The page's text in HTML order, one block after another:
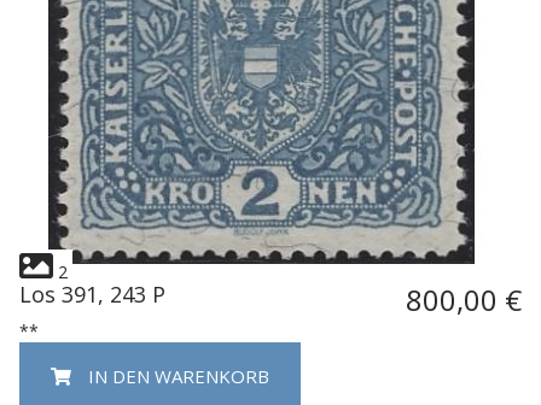
2
Los 391, 243 P 800,00 €
**
IN DEN WARENKORB